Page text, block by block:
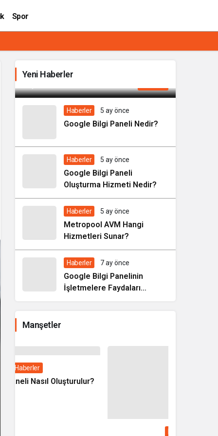
Spor
Yeni Haberler
Google Bilgi Paneli Nasıl Oluşturulur?
Haberler 5 ay önce
Google Bilgi Paneli Nedir?
Haberler 5 ay önce
Google Bilgi Paneli
Oluşturma Hizmeti Nedir?
Haberler 5 ay önce
Metropool AVM Hangi
Hizmetleri Sunar?
Haberler 7 ay önce
Google Bilgi Panelinin
İşletmelere Faydaları
Manşetler
Google Bilgi Paneli Nedir?
4 5